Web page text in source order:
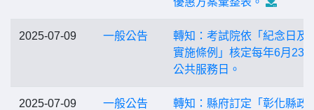
2025-07-09 一般公告
轉知：考試院依「紀念日及
實施條例」核定每年6月23
公共服務日。
2025-07-09 一般公告
轉知：縣府訂定「彰化縣政